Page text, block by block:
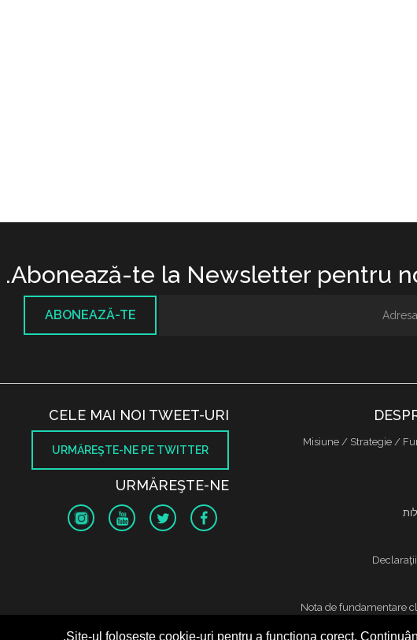
Site-ul folosește cookie-uri pentru a funcționa corect.
Abonează-te la Newsletter pentru
ABONEAZĂ-TE
Misiune / Strategie /
Nota de fundamentare
CELE MAI NOI TWEET-URI
URMĂREŞTE-NE PE TWITTER
URMĂREŞTE-NE